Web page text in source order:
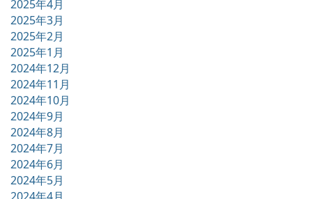
2025年4月
2025年3月
2025年2月
2025年1月
2024年12月
2024年11月
2024年10月
2024年9月
2024年8月
2024年7月
2024年6月
2024年5月